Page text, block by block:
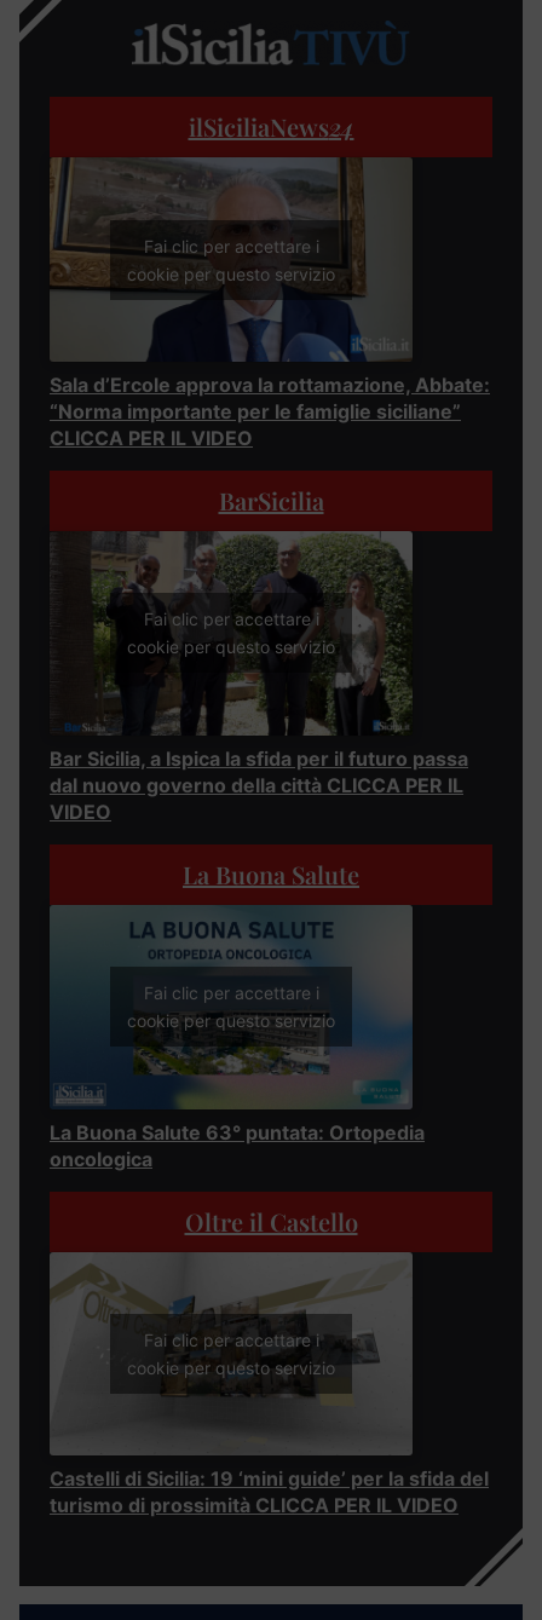
ilSiciliaNews24
Fai clic per accettare i
cookie per questo servizio
Sala d’Ercole approva la rottamazione, Abbate:
“Norma importante per le famiglie siciliane”
CLICCA PER IL VIDEO
BarSicilia
Fai clic per accettare i
cookie per questo servizio
Bar Sicilia, a Ispica la sfida per il futuro passa
dal nuovo governo della città CLICCA PER IL
VIDEO
La Buona Salute
Fai clic per accettare i
cookie per questo servizio
La Buona Salute 63° puntata: Ortopedia
oncologica
Oltre il Castello
Fai clic per accettare i
cookie per questo servizio
Castelli di Sicilia: 19 ‘mini guide’ per la sfida del
turismo di prossimità CLICCA PER IL VIDEO